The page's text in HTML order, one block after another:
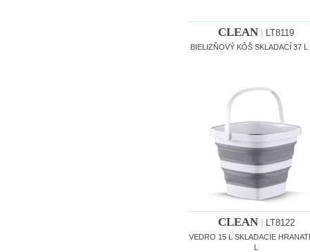
CLEAN LT8119
BIELIZŇOVÝ KÔŠ SKLADACÍ 37 L
CLEAN LT8122
VEDRO 15 L SKLADACIE
L